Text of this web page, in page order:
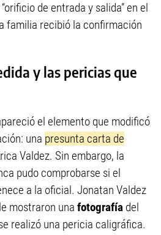
de entrada y salida” en el
familia recibió la confirmación
y las pericias que
el elemento que modificó
una presunta carta de
Valdez. Sin embargo, la
pudo comprobarse si el
a la oficial. Jonatan Valdez
mostraron una fotografía del
realizó una pericia caligráfica.